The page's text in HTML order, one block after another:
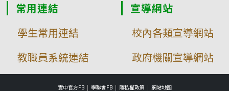
常用連結
學生常用連結
教職員系統連結
宣導網站
校內各類宣導網站
政府機關宣導網站
實中官方FB 學聯會FB 隱私權政策 網站地圖